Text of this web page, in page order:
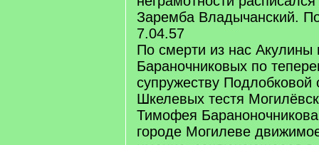
Заремба Владычанский.
7.04.57
По смерти из нас Акулины
Бараночниковых по
супружеству Подлобковой
Шкелевых тестя
Тимофея Бараноночникова
городе Могилеве